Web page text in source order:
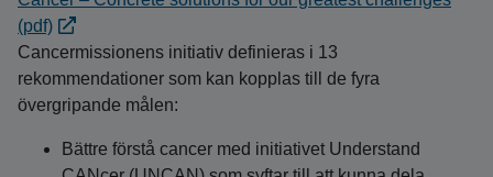
(pdf)
Cancermissionens initiativ definieras i 13
rekommendationer som kan kopplas till de fyra
övergripande målen:
Bättre förstå cancer med initiativet Understand